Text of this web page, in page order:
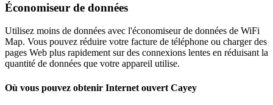
Économiseur de données
Utilisez moins de données avec l'économiseur de données de WiFi
Map. Vous pouvez réduire votre facture de téléphone ou charger des
pages Web plus rapidement sur des connexions lentes en réduisant la
quantité de données que votre appareil utilise.
Où vous pouvez obtenir Internet ouvert Cayey